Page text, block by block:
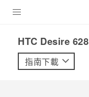
VIVE
HTC Desire 628‎
指南下載